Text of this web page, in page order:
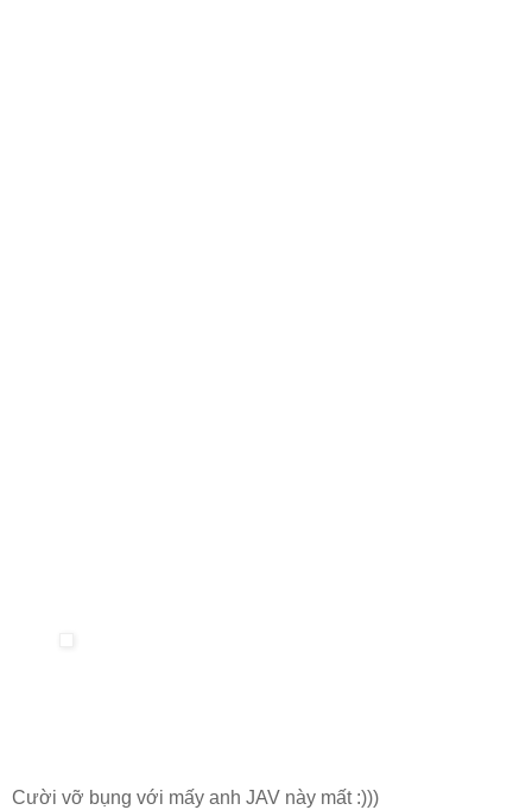
Cười vỡ bụng với mấy anh JAV này mất :)))